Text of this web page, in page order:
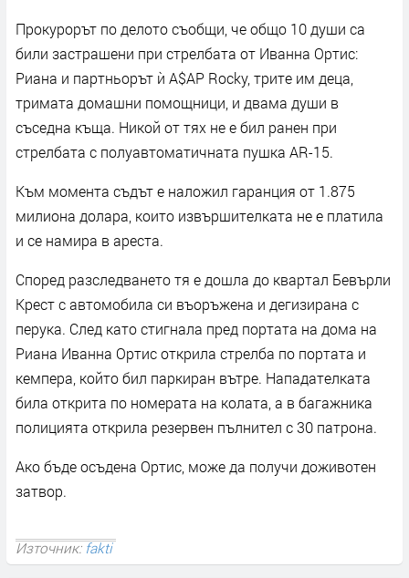
Прокурорът по делото съобщи, че общо 10 души са
били застрашени при стрелбата от Иванна Ортис:
Риана и партньорът ѝ A$AP Rocky, трите им деца,
тримата домашни помощници, и двама души в
съседна къща. Никой от тях не е бил ранен при
стрелбата с полуавтоматичната пушка AR-15.
Към момента съдът е наложил гаранция от 1.875
милиона долара, които извършителката не е платила
и се намира в ареста.
Според разследването тя е дошла до квартал Бевърли
Крест с автомобила си въоръжена и дегизирана с
перука. След като стигнала пред портата на дома на
Риана Иванна Ортис открила стрелба по портата и
кемпера, който бил паркиран вътре. Нападателката
била открита по номерата на колата, а в багажника
полицията открила резервен пълнител с 30 патрона.
Ако бъде осъдена Ортис, може да получи доживотен
затвор.
Източник:fakti